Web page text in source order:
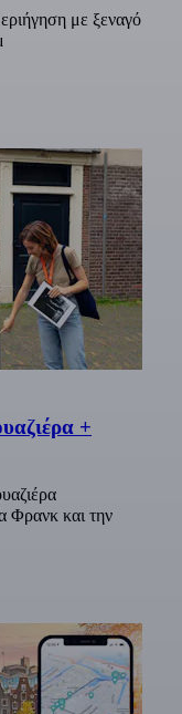
με ξεναγό
+
Φρανκ και την